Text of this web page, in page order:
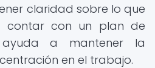
claridad sobre lo que
contar con un plan de
a mantener la
en el trabajo.